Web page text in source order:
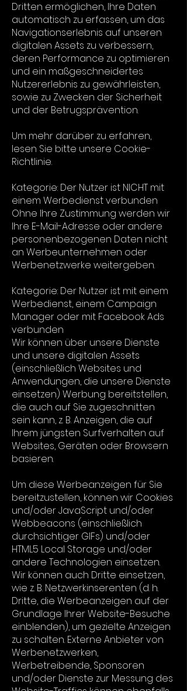
Dritten ermöglichen, Ihre Daten
automatisch zu erfassen, um das
Navigationserlebnis auf unseren
digitalen Assets zu verbessern,
deren Performance zu optimieren
und ein maßgeschneidertes
Nutzererlebnis zu gewährleisten,
sowie zu Zwecken der Sicherheit
und der Betrugsprävention.
Um mehr darüber zu erfahren,
lesen Sie bitte unsere Cookie-
Richtlinie.
Kategorie: Der Nutzer ist NICHT mit
einem Werbedienst verbunden
Ohne Ihre Zustimmung werden wir
Ihre E-Mail-Adresse oder andere
personenbezogenen Daten nicht
an Werbeunternehmen oder
Werbenetzwerke weitergeben.
Kategorie: Der Nutzer ist mit einem
Werbedienst, einem Campaign
Manager oder mit Facebook Ads
verbunden
Wir können über unsere Dienste
und unsere digitalen Assets
(einschließlich Websites und
Anwendungen, die unsere Dienste
einsetzen) Werbung bereitstellen,
die auch auf Sie zugeschnitten
sein kann, z. B. Anzeigen, die auf
Ihrem jüngsten Surfverhalten auf
Websites, Geräten oder Browsern
basieren.
Um diese Werbeanzeigen für Sie
bereitzustellen, können wir Cookies
und/oder JavaScript und/oder
Webbeacons (einschließlich
durchsichtiger GIFs) und/oder
HTML5 Local Storage und/oder
andere Technologien einsetzen.
Wir können auch Dritte einsetzen,
wie z. B. Netzwerkinserenten (d. h.
Dritte, die Werbeanzeigen auf der
Grundlage Ihrer Website-Besuche
einblenden), um gezielte Anzeigen
zu schalten. Externe Anbieter von
Werbenetzwerken,
Werbetreibende, Sponsoren
und/oder Dienste zur Messung des